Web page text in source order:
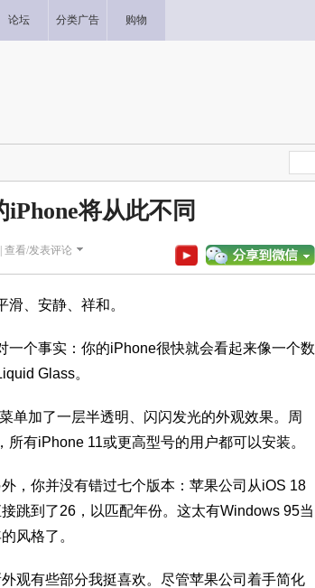
论坛 分类广告 购物
将从此不同
查看/发表评论
、安静、祥和。
个事实：你的iPhone很快就会看起来像一个数
Glass。
单加了一层半透明、闪闪发光的外观效果。周
有iPhone 11或更高型号的用户都可以安装。
外，你并没有错过七个版本：苹果公司从iOS 18
跳到了26，以匹配年份。这太有Windows 95当
风格了。
外观有些部分我挺喜欢。尽管苹果公司着手简化